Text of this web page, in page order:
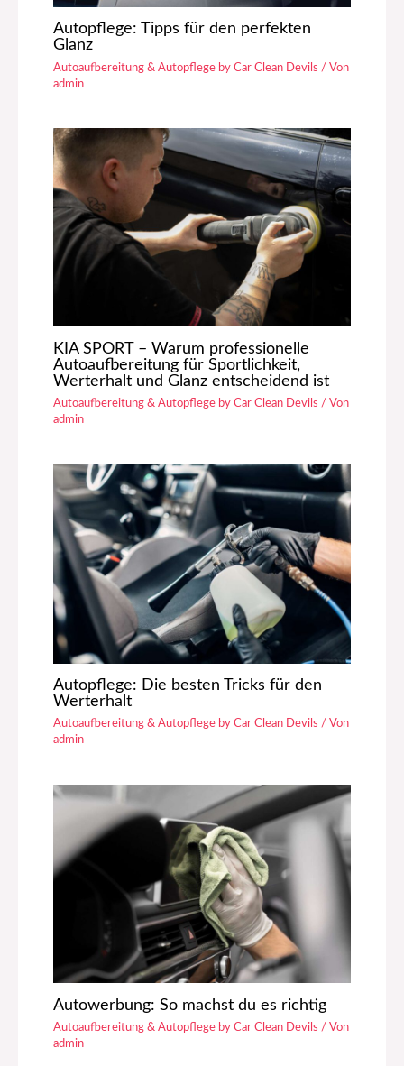
Autopflege: Tipps für den perfekten
Glanz
Autoaufbereitung & Autopflege by Car Clean Devils / Von
admin
KIA SPORT – Warum professionelle
Autoaufbereitung für Sportlichkeit,
Werterhalt und Glanz entscheidend ist
Autoaufbereitung & Autopflege by Car Clean Devils / Von
admin
Autopflege: Die besten Tricks für den
Werterhalt
Autoaufbereitung & Autopflege by Car Clean Devils / Von
admin
Autowerbung: So machst du es richtig
Autoaufbereitung & Autopflege by Car Clean Devils / Von
admin